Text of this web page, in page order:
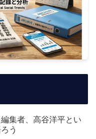
集者、高谷洋平とい
う